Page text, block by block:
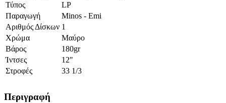
Τύπος
LP
Παραγωγή
Minos - Emi
Αριθμός Δίσκων 1
Χρώμα
Μαύρο
Βάρος
180gr
Ίντσες
12"
Στροφές
33 1/3
Περιγραφή